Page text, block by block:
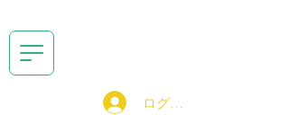
ログイン